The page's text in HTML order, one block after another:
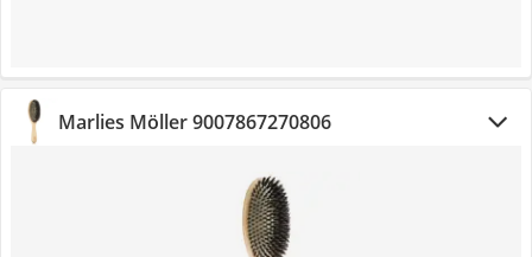
Marlies Möller 9007867270806